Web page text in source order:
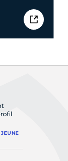
JEUNE